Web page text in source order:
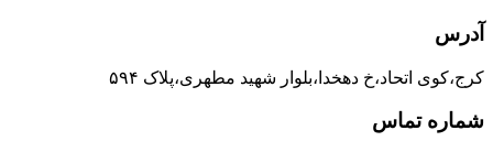
آدرس
کرج،کوی اتحاد،خ دهخدا،بلوار شهید مطهری،پلاک ۵۹۴
شماره تماس